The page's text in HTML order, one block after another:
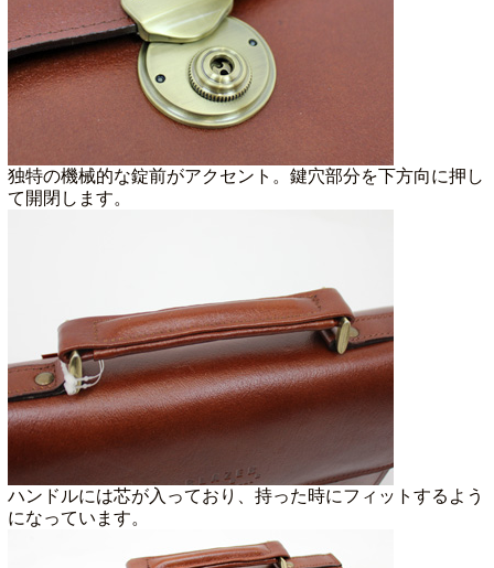
独特の機械的な錠前がアクセント。鍵穴部分を下方向に押し
て開閉します。
ハンドルには芯が入っており、持った時にフィットするよう
になっています。